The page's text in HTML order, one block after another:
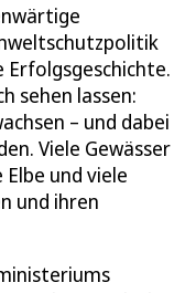
Erfolgsgeschichte.
sehen lassen:
– und dabei
Viele Gewässer
und viele
und ihren